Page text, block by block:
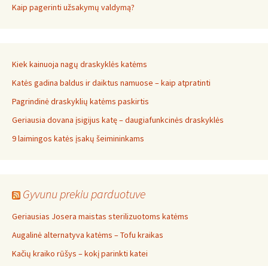
Kaip pagerinti užsakymų valdymą?
Kiek kainuoja nagų draskyklės katėms
Katės gadina baldus ir daiktus namuose – kaip atpratinti
Pagrindinė draskyklių katėms paskirtis
Geriausia dovana įsigijus katę – daugiafunkcinės draskyklės
9 laimingos katės įsakų šeimininkams
Gyvunu prekiu parduotuve
Geriausias Josera maistas sterilizuotoms katėms
Augalinė alternatyva katėms – Tofu kraikas
Kačių kraiko rūšys – kokį parinkti katei